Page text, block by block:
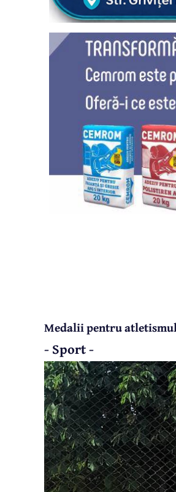
Medalii pentru atletismul
- Sport -